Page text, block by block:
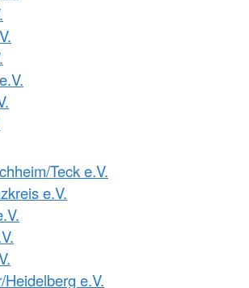
Teck e.V.
e.V.
e.V.